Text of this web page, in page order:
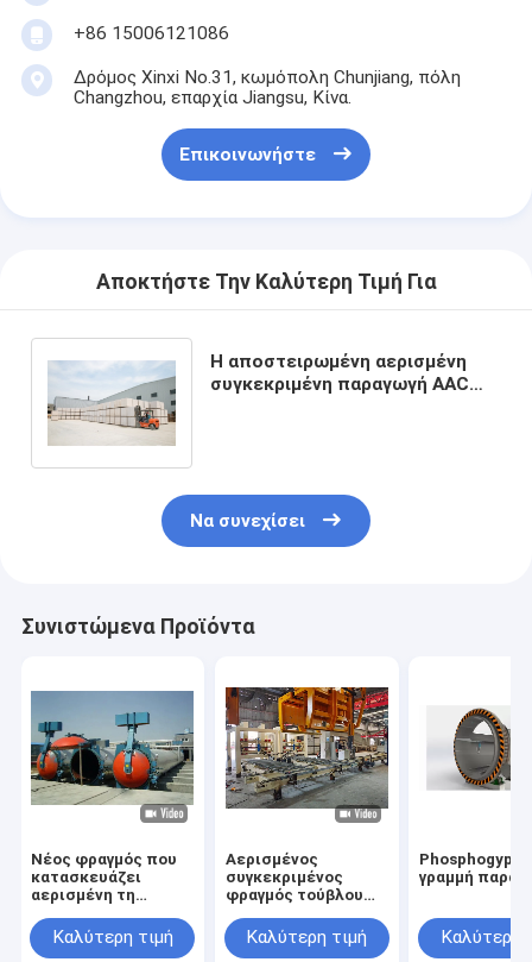
+86 15006121086
Δρόμος Xinxi No.31, κωμόπολη Chunjiang, πόλη
Changzhou, επαρχία Jiangsu, Κίνα.
Επικοινωνήστε
Αποκτήστε Την Καλύτερη Τιμή Για
Η αποστειρωμένη αερισμένη
συγκεκριμένη παραγωγή AAC
Να συνεχίσει
Συνιστώμενα Προϊόντα
Νέος φραγμός που
κατασκευάζει
αερισμένη τη
φραγμών τσιμέντου
AAC
Καλύτερη τιμή
Αερισμένος
συγκεκριμένος
φραγμός τούβλου
κατασκευάζει τη
μηχανή
Καλύτερη τιμή
γραμμή
Καλύτερη